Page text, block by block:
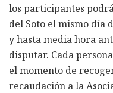
los participantes
del Soto el mismo día
y hasta media hora
disputar. Cada
el momento de
recaudación a la